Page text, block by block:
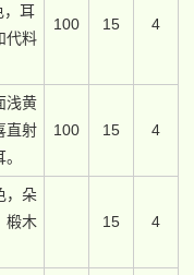
，耳
代料
100 15 4
浅黄
直射
100 15 4
，朵
椴木
15 4